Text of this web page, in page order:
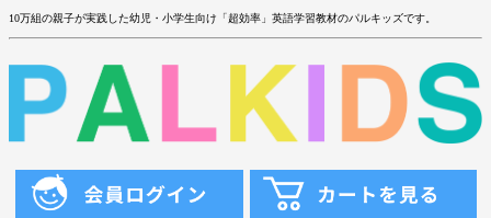
10万組の親子が実践した幼児・小学生向け「超効率」英語学習教材のパルキッズです。